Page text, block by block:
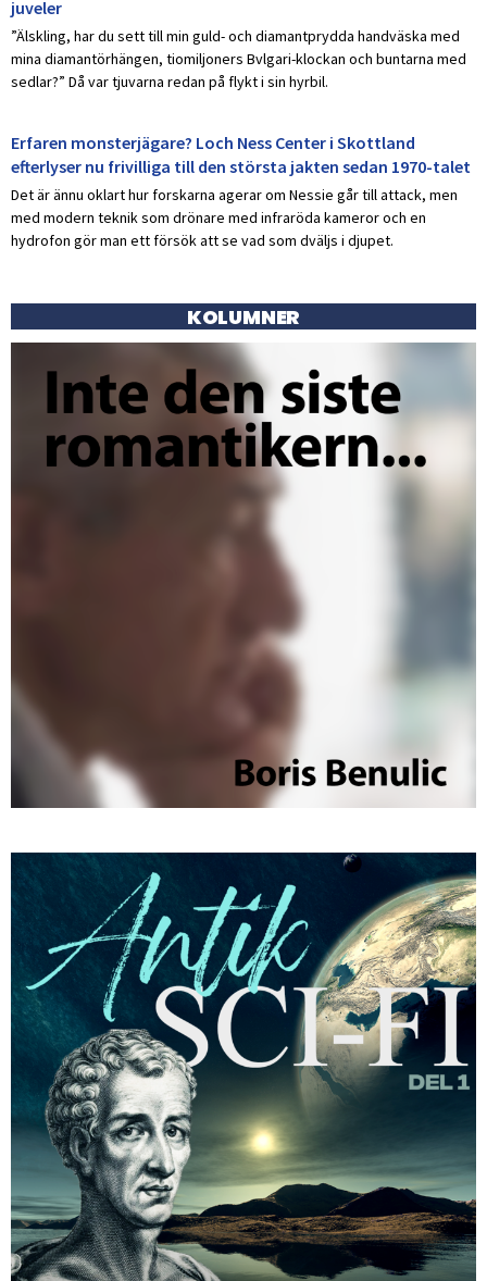
juveler
”Älskling, har du sett till min guld- och diamantprydda handväska med
mina diamantörhängen, tiomiljoners Bvlgari-klockan och buntarna med
sedlar?” Då var tjuvarna redan på flykt i sin hyrbil.
Erfaren monsterjägare? Loch Ness Center i Skottland
efterlyser nu frivilliga till den största jakten sedan 1970-talet
Det är ännu oklart hur forskarna agerar om Nessie går till attack, men
med modern teknik som drönare med infraröda kameror och en
hydrofon gör man ett försök att se vad som dväljs i djupet.
KOLUMNER